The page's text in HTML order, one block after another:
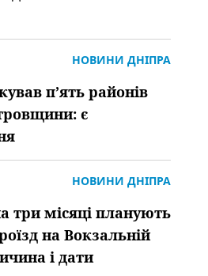
НОВИНИ ДНІПРА
пʼять районів
є
НОВИНИ ДНІПРА
три місяці планують
на Вокзальній
і дати